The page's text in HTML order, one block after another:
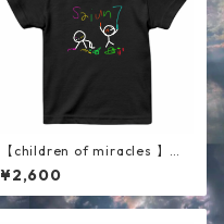
【children of miracles 】キ
ッズ半袖Tシャツ ブラック
¥2,600